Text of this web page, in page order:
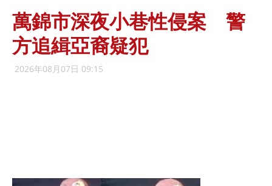
萬錦市深夜小巷性侵案 警
方追緝亞裔疑犯
2026年08月07日 09:15